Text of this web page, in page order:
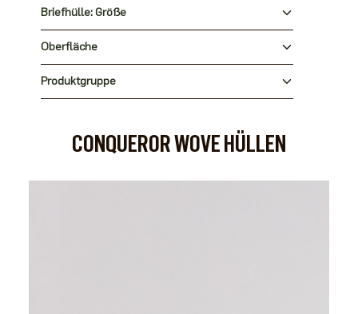
Briefhülle: Größe
Oberfläche
Produktgruppe
CONQUEROR WOVE HÜLLEN